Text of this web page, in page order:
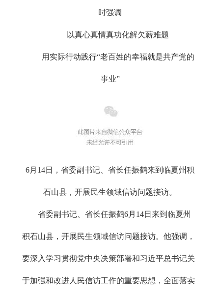
时强调
以真心真情真功化解欠薪难题
用实际行动践行“老百姓的幸福就是共产党的
事业”
6月14日，省委副书记、省长任振鹤来到临夏州积
石山县，开展民生领域信访问题接访。
省委副书记、省长任振鹤6月14日来到临夏州
积石山县，开展民生领域信访问题接访。他强调，
要深入学习贯彻党中央决策部署和习近平总书记关
于加强和改进人民信访工作的重要思想，全面落实